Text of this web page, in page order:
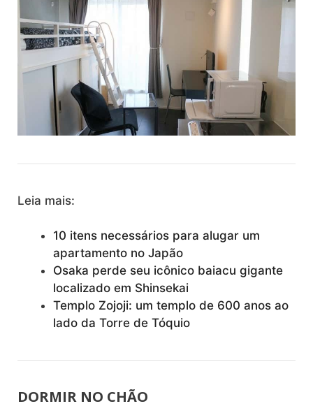
Leia mais:
10 itens necessários para alugar um
apartamento no Japão
Osaka perde seu icônico baiacu gigante
localizado em Shinsekai
Templo Zojoji: um templo de 600 anos ao
lado da Torre de Tóquio
DORMIR NO CHÃO